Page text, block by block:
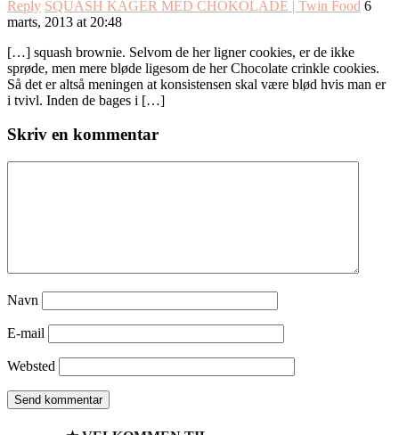
Reply SQUASH KAGER MED CHOKOLADE | Twin Food 6
marts, 2013 at 20:48
[…] squash brownie. Selvom de her ligner cookies, er de ikke
sprøde, men mere bløde ligesom de her Chocolate crinkle cookies.
Så det er altså meningen at konsistensen skal være blød hvis man er
i tvivl. Inden de bages i […]
Skriv en kommentar
Navn
E-mail
Websted